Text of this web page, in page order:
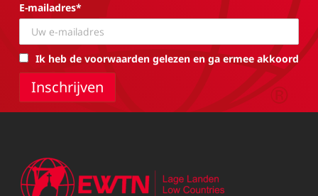
E-mailadres*
Ik heb de voorwaarden gelezen en ga ermee akkoord